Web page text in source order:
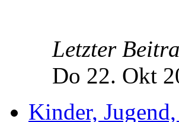
Letzter
Do 22. Okt
Kinder,